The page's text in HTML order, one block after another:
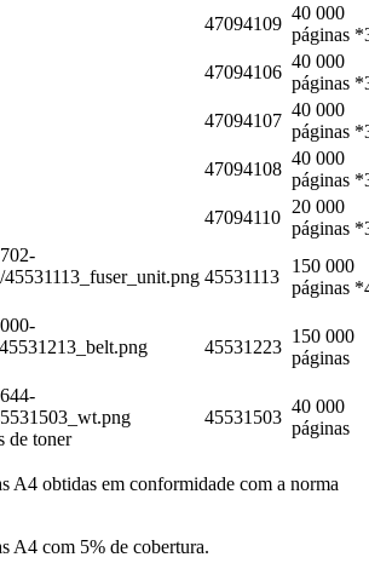
47094109
40 000
páginas
47094106
40 000
páginas
47094107
40 000
páginas
47094108
40 000
páginas
47094110
20 000
páginas
45531113
150 000
páginas
45531223
150 000
páginas
de toner
45531503
40 000
páginas
A4 obtidas em conformidade com a norma
A4 com 5% de cobertura.